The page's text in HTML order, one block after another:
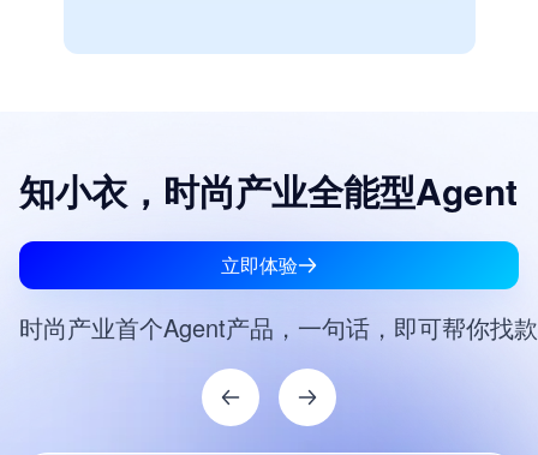
知小衣，时尚产业全能型Agent
立即体验
时尚产业首个Agent产品，一句话，即可帮你找